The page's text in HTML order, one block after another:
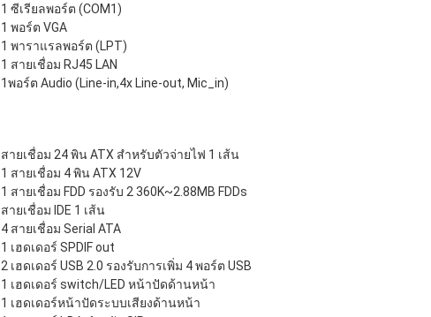
1 ซีเรียลพอร์ต (COM1)
1 พอร์ต VGA
1 พาราแรลพอร์ต (LPT)
1 สายเชื่อม RJ45 LAN
1พอร์ต Audio (Line-in,4x Line-out, Mic_in)
สายเชื่อม 24 พิน ATX สำหรับตัวจ่ายไฟ 1 เส้น
1 สายเชื่อม 4 พิน ATX 12V
1 สายเชื่อม FDD รองรับ 2 360K~2.88MB FDDs
สายเชื่อม IDE 1 เส้น
4 สายเชื่อม Serial ATA
1 เฮดเดอร์ SPDIF out
2 เฮดเดอร์ USB 2.0 รองรับการเพิ่ม 4 พอร์ต USB
1 เฮดเดอร์ switch/LED หน้าปัดด้านหน้า
1 เฮดเดอร์หน้าปัดระบบเสียงด้านหน้า